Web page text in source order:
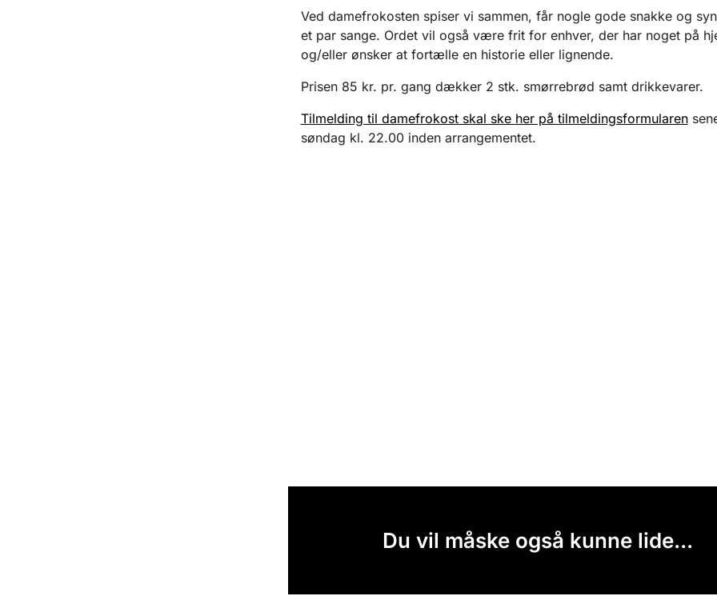
Ved damefrokosten spiser vi sammen, får nogle gode snakke og
et par sange. Ordet vil også være frit for enhver, der har noget på
og/eller ønsker at fortælle en historie eller lignende.
Prisen 85 kr. pr. gang dækker 2 stk. smørrebrød samt drikkevarer.
Tilmelding til damefrokost skal ske her på tilmeldingsformularen
søndag kl. 22.00 inden arrangementet.
Du vil måske også kunne lide...